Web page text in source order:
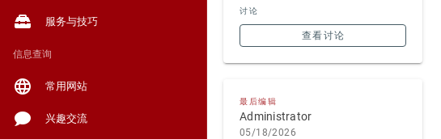
服务与技巧
信息查询
常用网站
兴趣交流
讨论
查看讨论
最后编辑
Administrator
05/18/2026